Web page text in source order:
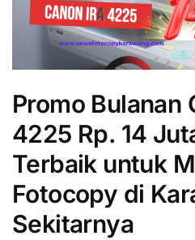
Promo Bulanan
4225 Rp. 14
Terbaik untuk
Fotocopy di
Sekitarnya